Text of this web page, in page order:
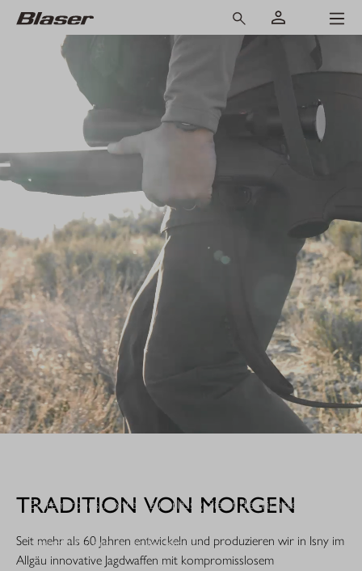
Extrem robust. Extrem zuverlässig: Sie ist die nächste
gemacht für den rauen Jagdeinsatz.
TRADITION VON MORGEN
Seit mehr als 60 Jahren entwickeln und produzieren wir in Isny im
Allgäu innovative Jagdwaffen mit kompromisslosem